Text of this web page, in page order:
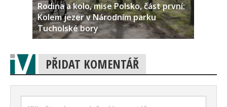
Rodina a kolo, mise Polsko, část první:
Kolem jezer v Národním parku
Tucholské bory
PŘIDAT KOMENTÁŘ